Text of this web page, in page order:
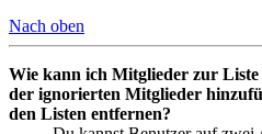
Nach oben
Wie kann ich Mitglieder zur
der ignorierten Mitglieder
den Listen entfernen?